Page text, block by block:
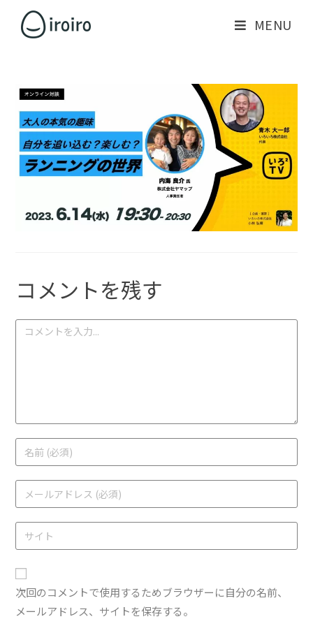
MENU
コメントを残す
次回のコメントで使用するためブラウザーに自分の名前、
メールアドレス、サイトを保存する。